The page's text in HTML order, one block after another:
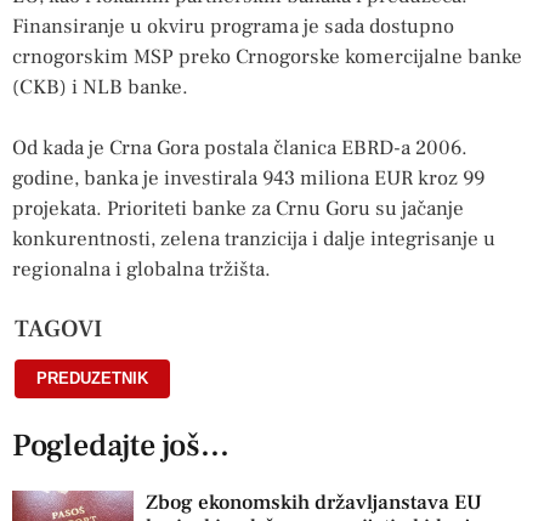
Finansiranje u okviru programa je sada dostupno
crnogorskim MSP preko Crnogorske komercijalne banke
(CKB) i NLB banke.
Od kada je Crna Gora postala članica EBRD-a 2006.
godine, banka je investirala 943 miliona EUR kroz 99
projekata. Prioriteti banke za Crnu Goru su jačanje
konkurentnosti, zelena tranzicija i dalje integrisanje u
regionalna i globalna tržišta.
TAGOVI
PREDUZETNIK
Pogledajte još...
Zbog ekonomskih državljanstava EU